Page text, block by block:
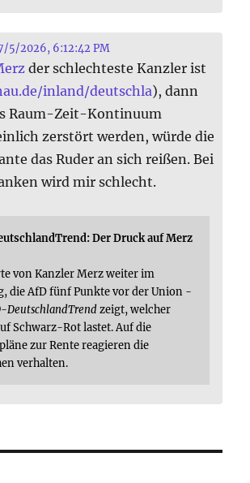
5/2026, 6:12:42 PM
der schlechteste Kanzler ist
inland/deutschla), dann
Raum-Zeit-Kontinuum
zerstört werden, würde die
das Ruder an sich reißen. Bei
wird mir schlecht.
Der Druck auf Merz
von Kanzler Merz weiter im
die AfD fünf Punkte vor der Union -
DeutschlandTrendzeigt, welcher
Schwarz-Rot lastet. Auf die
zur Rente reagieren die
verhalten.